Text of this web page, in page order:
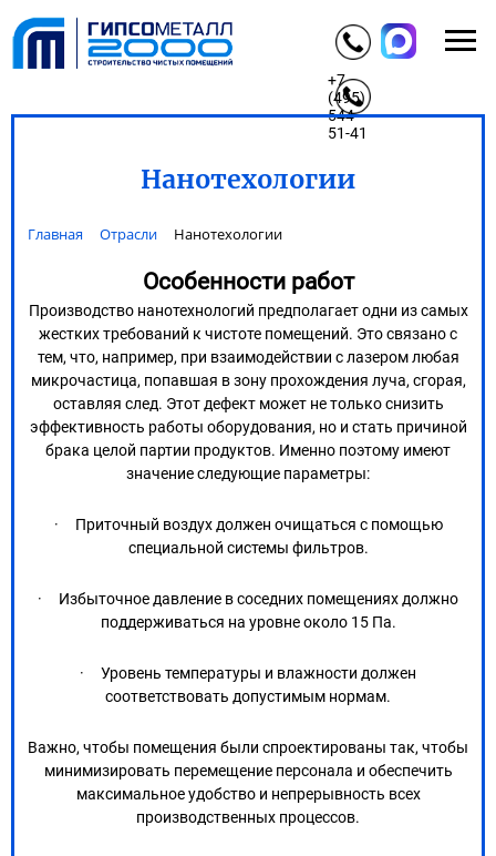
+7
(495)
544-
51-41
Нанотехологии
Главная Отрасли Нанотехологии
Особенности работ
Производство нанотехнологий предполагает одни из самых
жестких требований к чистоте помещений. Это связано с
тем, что, например, при взаимодействии с лазером любая
микрочастица, попавшая в зону прохождения луча, сгорая,
оставляя след. Этот дефект может не только снизить
эффективность работы оборудования, но и стать причиной
брака целой партии продуктов. Именно поэтому имеют
значение следующие параметры:
· Приточный воздух должен очищаться с помощью
специальной системы фильтров.
· Избыточное давление в соседних помещениях должно
поддерживаться на уровне около 15 Па.
· Уровень температуры и влажности должен
соответствовать допустимым нормам.
Важно, чтобы помещения были спроектированы так, чтобы
минимизировать перемещение персонала и обеспечить
максимальное удобство и непрерывность всех
производственных процессов.